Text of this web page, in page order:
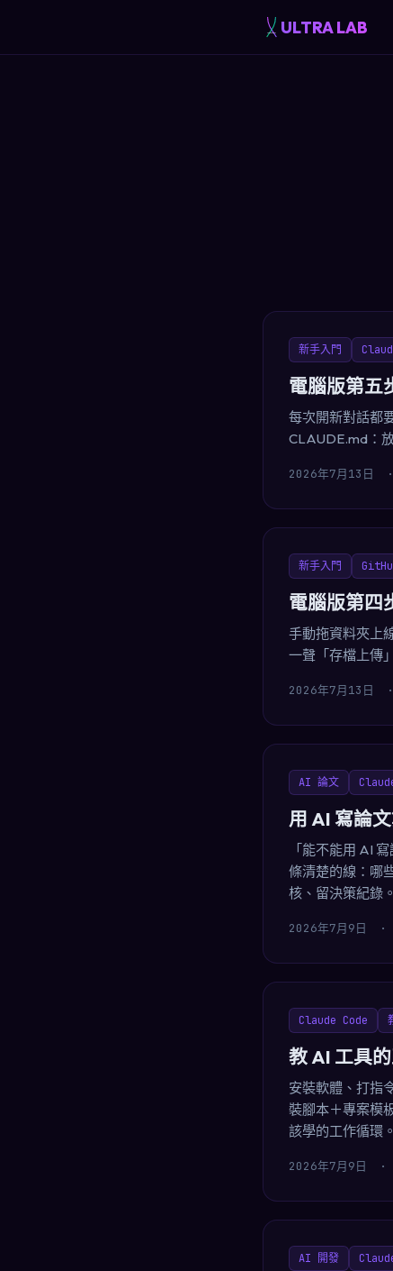
ULTRA LAB
新手入門
電腦版第五
每次開新對話都
CLAUDE.md：
2026年7月13日 ·
新手入門
電腦版第四
手動拖資料夾上
一聲「存檔上傳
2026年7月13日 ·
AI 論文
用 AI 寫論
「能不能用 AI
條清楚的線：哪
核、留決策紀錄。
2026年7月9日 ·
Claude Code
教 AI 工具
安裝軟體、打指
裝腳本＋專案模
該學的工作循環
2026年7月9日 ·
AI 開發